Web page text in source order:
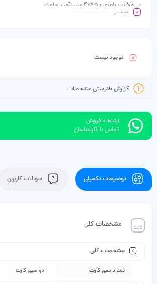
ظرفیت باطری : 4685 میلی آمپر ساعت
بیشـتر
موجود نیست
گزارش نادرستی مشخصات
ارتباط با فروش
تماس با کارشناسان
توضیحات تکمیلی سوالات کاربران
مشخصات کلی
مشخصات کلی
تعداد سیم کارت دو سیم‌ کارت